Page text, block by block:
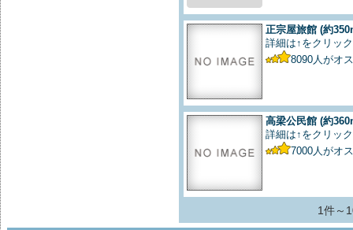
正宗屋旅館 (約
詳細は↑をクリック
8090 人がオ
高梁公民館 (約
詳細は↑をクリック
7000 人がオ
1件～